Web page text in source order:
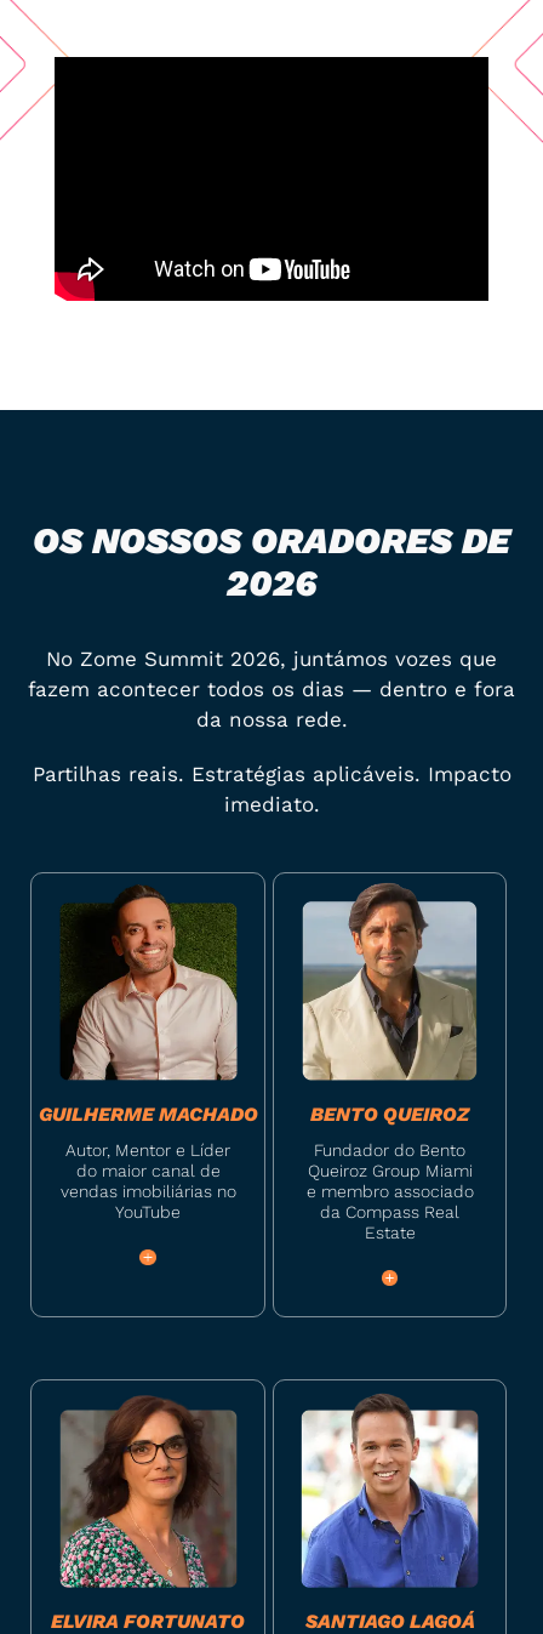
OS NOSSOS ORADORES DE
2026
No Zome Summit 2026, juntámos vozes que
fazem acontecer todos os dias — dentro e fora
da nossa rede.
Partilhas reais. Estratégias aplicáveis. Impacto
imediato.
GUILHERME MACHADO
Autor, Mentor e Líder
do maior canal de
vendas imobiliárias no
YouTube
BENTO QUEIROZ
Fundador do Bento
Queiroz Group Miami
e membro associado
da Compass Real
Estate
ELVIRA FORTUNATO SANTIAGO LAGOÁ